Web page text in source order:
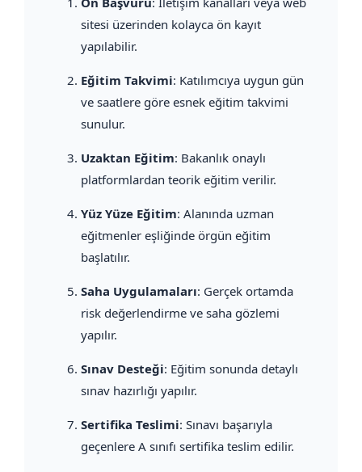
sitesi üzerinden kolayca ön kayıt
yapılabilir.
Eğitim Takvimi: Katılımcıya uygun gün
ve saatlere göre esnek eğitim takvimi
sunulur.
Uzaktan Eğitim: Bakanlık onaylı
platformlardan teorik eğitim verilir.
Yüz Yüze Eğitim: Alanında uzman
eğitmenler eşliğinde örgün eğitim
başlatılır.
Saha Uygulamaları: Gerçek ortamda
risk değerlendirme ve saha gözlemi
yapılır.
Sınav Desteği: Eğitim sonunda detaylı
sınav hazırlığı yapılır.
Sertifika Teslimi: Sınavı başarıyla
geçenlere A sınıfı sertifika teslim edilir.